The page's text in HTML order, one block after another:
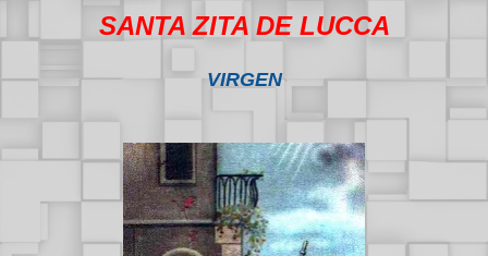
SANTA ZITA DE LUCCA
VIRGEN